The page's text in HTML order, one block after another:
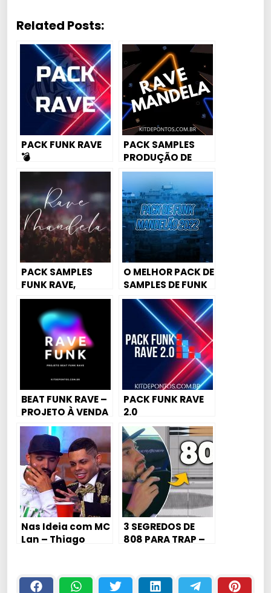
Related Posts:
PACK FUNK RAVE
💣
PACK SAMPLES
PRODUÇÃO DE
BEATS – RAVE
MANDELA
PACK SAMPLES
FUNK RAVE,
MANDELA
O MELHOR PACK DE
SAMPLES DE FUNK
MANDELÃO 2022
EM ALTA
QUALIDADE –
DOWNLOAD
GRÁTIS
BEAT FUNK RAVE –
PROJETO À VENDA
PACK FUNK RAVE
2.0
Nas Ideia com MC
Lan – Thiago
3 SEGREDOS DE
808 PARA TRAP –